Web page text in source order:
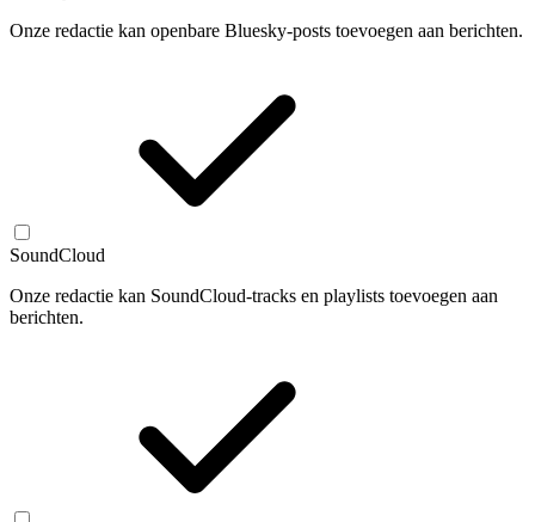
Onze redactie kan openbare Bluesky-posts toevoegen aan berichten.
SoundCloud
Onze redactie kan SoundCloud-tracks en playlists toevoegen aan
berichten.